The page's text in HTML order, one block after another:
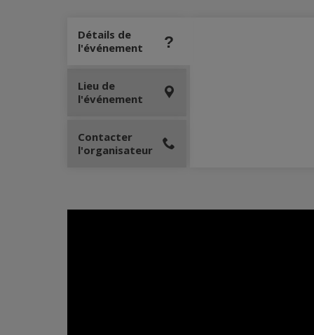
Détails de
l'événement
Lieu de
l'événement
Contacter
l'organisateur